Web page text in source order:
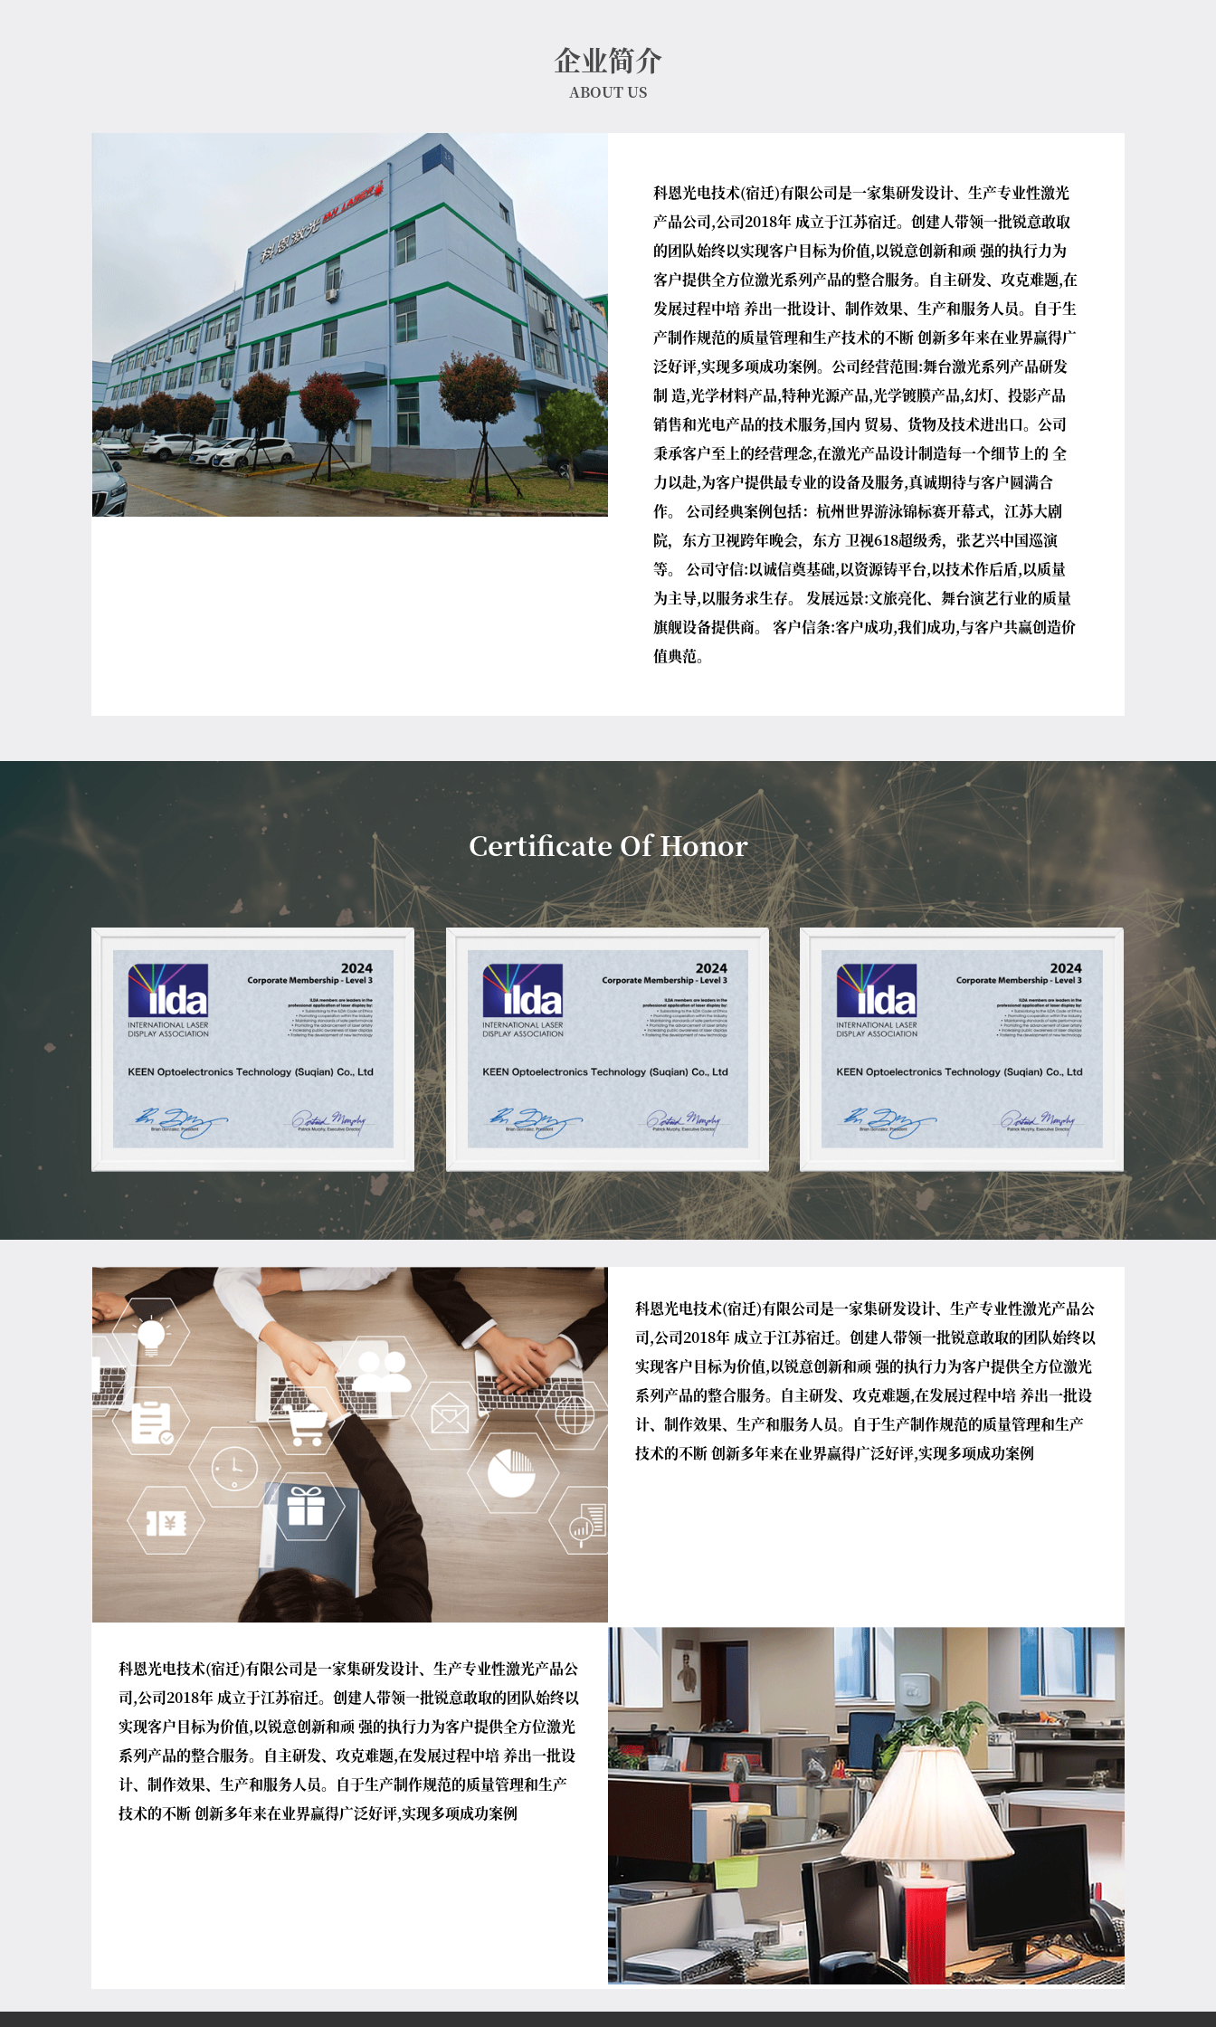
企业简介
ABOUT US
科恩光电技术(宿迁)有限公司是一家集研发设计、生产专业性激光
产品公司,公司2018年 成立于江苏宿迁。创建人带领一批锐意敢取
的团队始终以实现客户目标为价值,以锐意创新和顽 强的执行力为
客户提供全方位激光系列产品的整合服务。自主研发、攻克难题,在
发展过程中培 养出一批设计、制作效果、生产和服务人员。自于生
产制作规范的质量管理和生产技术的不断 创新多年来在业界赢得广
泛好评,实现多项成功案例。公司经营范围:舞台激光系列产品研发
制 造,光学材料产品,特种光源产品,光学镀膜产品,幻灯、投影产品
销售和光电产品的技术服务,国内 贸易、货物及技术进出口。公司
秉承客户至上的经营理念,在激光产品设计制造每一个细节上的 全
力以赴,为客户提供最专业的设备及服务,真诚期待与客户圆满合
作。 公司经典案例包括：杭州世界游泳锦标赛开幕式，江苏⼤剧
院，东⽅卫视跨年晚会，东⽅ 卫视618超级秀，张艺兴中国巡演
等。 公司守信:以诚信奠基础,以资源铸平台,以技术作后盾,以质量
为主导,以服务求生存。 发展远景:文旅亮化、舞台演艺行业的质量
旗舰设备提供商。 客户信条:客户成功,我们成功,与客户共赢创造价
值典范。
Certificate Of Honor
科恩光电技术(宿迁)有限公司是一家集研发设计、生产专业性激光产品公
司,公司2018年 成立于江苏宿迁。创建人带领一批锐意敢取的团队始终以
实现客户目标为价值,以锐意创新和顽 强的执行力为客户提供全方位激光
系列产品的整合服务。自主研发、攻克难题,在发展过程中培 养出一批设
计、制作效果、生产和服务人员。自于生产制作规范的质量管理和生产
技术的不断 创新多年来在业界赢得广泛好评,实现多项成功案例
科恩光电技术(宿迁)有限公司是一家集研发设计、生产专业性激光产品公
司,公司2018年 成立于江苏宿迁。创建人带领一批锐意敢取的团队始终以
实现客户目标为价值,以锐意创新和顽 强的执行力为客户提供全方位激光
系列产品的整合服务。自主研发、攻克难题,在发展过程中培 养出一批设
计、制作效果、生产和服务人员。自于生产制作规范的质量管理和生产
技术的不断 创新多年来在业界赢得广泛好评,实现多项成功案例